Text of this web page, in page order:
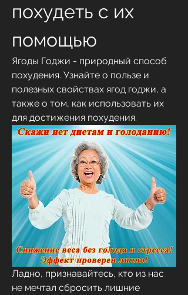
похудеть с их
помощью
Ягоды Годжи - природный способ
похудения. Узнайте о пользе и
полезных свойствах ягод годжи, а
также о том, как использовать их
для достижения похудения.
Ладно, признавайтесь, кто из нас
не мечтал сбросить лишние